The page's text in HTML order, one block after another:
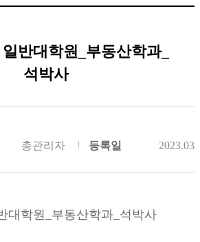
반대학원_부동산학과_
석박사
총관리자 등록일
대학원_부동산학과_석박사